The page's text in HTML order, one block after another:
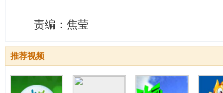
责编：焦莹
推荐视频